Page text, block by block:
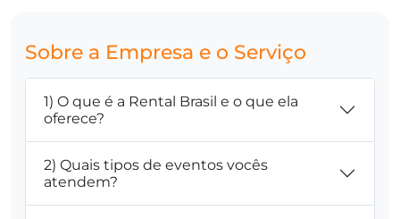
Sobre a Empresa e o Serviço
1) O que é a Rental Brasil e o que ela
oferece?
2) Quais tipos de eventos vocês
atendem?